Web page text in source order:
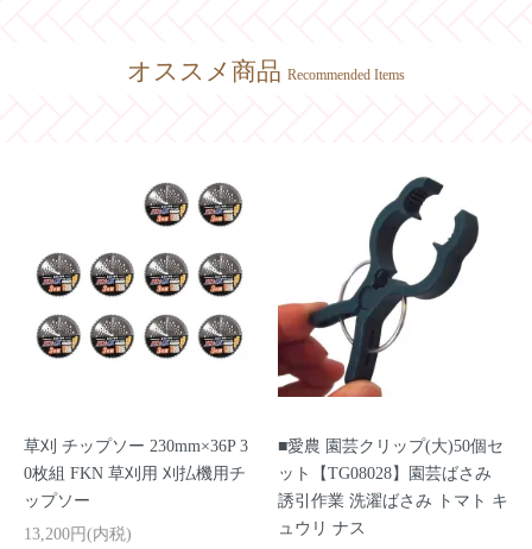
オススメ商品 Recommended Items
草刈 チップソー 230mm×36P 3
0枚組 FKN 草刈用 刈払機用チ
ップソー
13,200円(内税)
■愛農 園芸クリップ(大)50個セ
ット【TG08028】園芸ばさみ
誘引作業 洗濯ばさみ トマト キ
ュウリ ナス